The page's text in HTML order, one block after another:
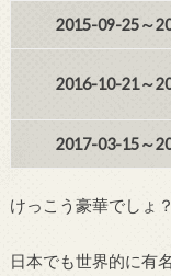
2015-09-25～
2016-10-21～
2017-03-15～
けっこう豪華でしょ？
日本でも世界的に有